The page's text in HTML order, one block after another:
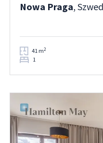
Nowa Praga,
41 m2
1